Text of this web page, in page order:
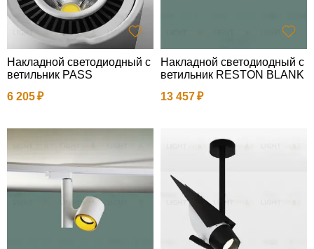
Накладной светодиодный с
ветильник PASS
6 205
Накладной светодиодный с
ветильник RESTON BLANK
13 457